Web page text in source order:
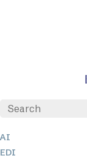
AI
EDI